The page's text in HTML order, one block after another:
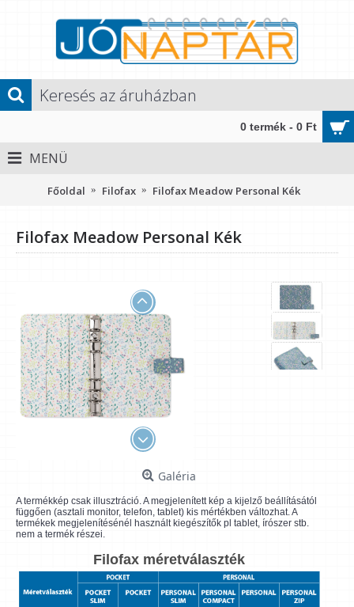
0 termék - 0 Ft
MENÜ
Főoldal Filofax Filofax Meadow Personal Kék
Filofax Meadow Personal Kék
Galéria
A termékkép csak illusztráció. A megjelenített kép a kijelző beállításától
függően (asztali monitor, telefon, tablet) kis mértékben változhat. A
termékek megjelenítésénél használt kiegészítők pl tablet, írószer stb.
nem a termék részei.
Filofax méretválaszték